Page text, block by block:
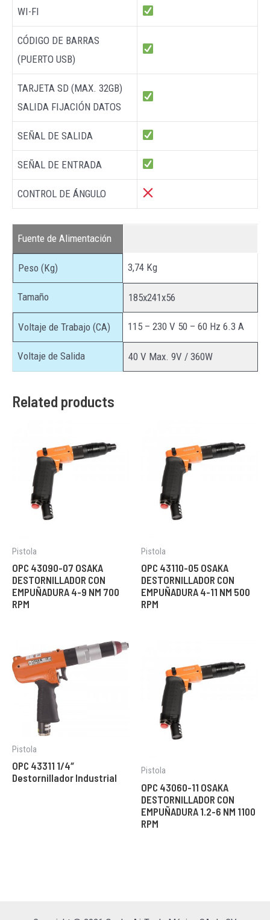
WI-FI
CÓDIGO DE BARRAS
(PUERTO USB)
TARJETA SD (MAX. 32GB)
SALIDA FIJACIÓN DATOS
SEÑAL DE SALIDA
SEÑAL DE ENTRADA
CONTROL DE ÁNGULO
Fuente de Alimentación
Peso (Kg) 3,74 Kg
Tamaño 185x241x56
Voltaje de Trabajo (CA) 115 – 230 V 50 – 60 Hz 6.3 A
Voltaje de Salida 40 V Max. 9V / 360W
Related products
Pistola
OPC 43090-07 OSAKA
DESTORNILLADOR CON
EMPUÑADURA 4-9 NM 700
RPM
Pistola
OPC 43110-05 OSAKA
DESTORNILLADOR CON
EMPUÑADURA 4-11 NM 500
RPM
Pistola
OPC 43311 1/4″
Destornillador Industrial
Pistola
OPC 43060-11 OSAKA
DESTORNILLADOR CON
EMPUÑADURA 1.2-6 NM 1100
RPM